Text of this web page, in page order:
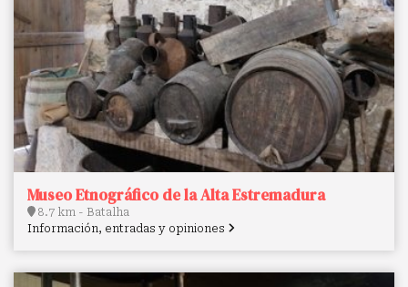
Museo Etnográfico de la Alta Estremadura
8.7 km - Batalha
Información, entradas y opiniones